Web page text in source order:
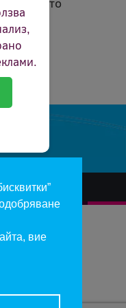
вие
ползване
курс 1 € = 1.95583 лв.